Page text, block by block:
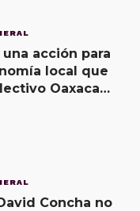
acción para
local que
Oaxaca
Concha no